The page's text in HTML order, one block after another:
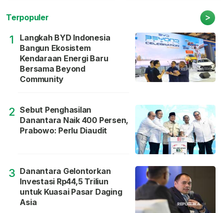
Terpopuler >
1
Langkah BYD Indonesia
Bangun Ekosistem
Kendaraan Energi Baru
Bersama Beyond
Community
2 Sebut Penghasilan
Danantara Naik 400 Persen,
Prabowo: Perlu Diaudit
3 Danantara Gelontorkan
Investasi Rp44,5 Triliun
untuk Kuasai Pasar Daging
Asia